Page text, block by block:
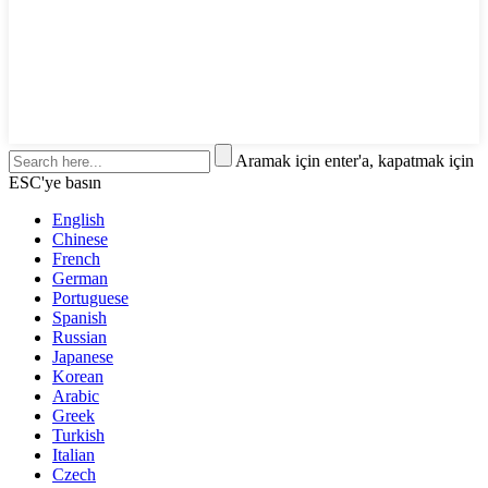
Aramak için enter'a, kapatmak için
ESC'ye basın
English
Chinese
French
German
Portuguese
Spanish
Russian
Japanese
Korean
Arabic
Greek
Turkish
Italian
Czech